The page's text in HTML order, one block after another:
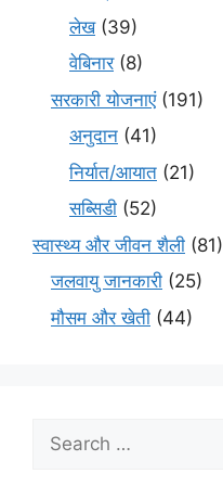
लेख(39)
वेबिनार(8)
सरकारी योजनाएं(191)
अनुदान (41)
निर्यात/आयात (21)
सब्सिडी (52)
स्वास्थ्य और जीवन शैली (81)
जलवायु जानकारी (25)
मौसम और खेती (44)